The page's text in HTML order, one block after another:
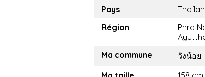
Pays
Région
Phra
Ma commune
วังน้อย
Ma taille
158